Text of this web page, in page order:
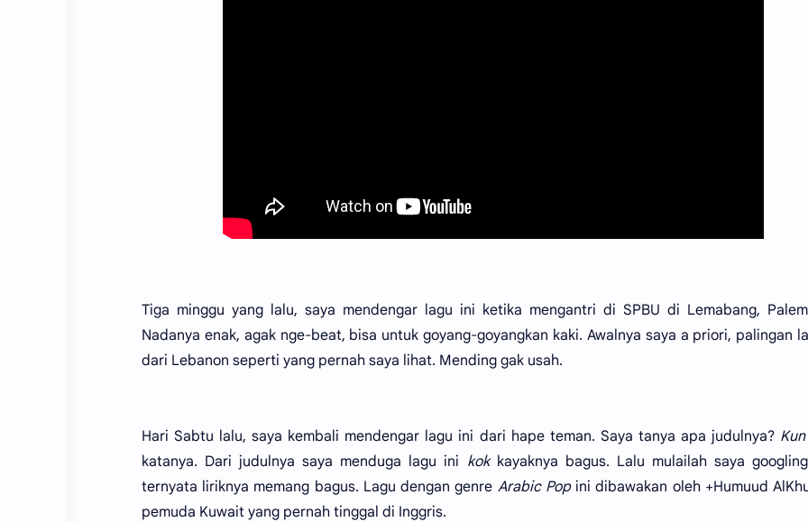
Tiga minggu yang lalu, saya mendengar lagu ini ketika mengantri di SPBU di Lemabang,
Nadanya enak, agak nge-beat, bisa untuk goyang-goyangkan kaki. Awalnya saya a priori, palingan
dari Lebanon seperti yang pernah saya lihat. Mending gak usah.
Hari Sabtu lalu, saya kembali mendengar lagu ini dari hape teman. Saya tanya apa judulnya?
katanya. Dari judulnya saya menduga lagu ini kok kayaknya bagus. Lalu mulailah saya
ternyata liriknya memang bagus. Lagu dengan genre Arabic Popini dibawakan oleh +Humuud
pemuda Kuwait yang pernah tinggal di Inggris.